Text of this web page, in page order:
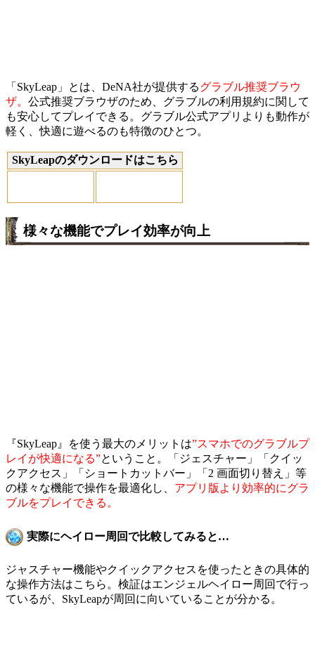
「SkyLeap」とは、DeNA社が提供するグラブル推奨ブラウ
ザ。 公式推奨ブラウザのため、グラブルの利用規約に関して
も安心してプレイできる。グラブル公式アプリよりも動作が
軽く、快適に遊べるのも特徴のひとつ。
SkyLeapのダウンロードはこちら
様々な機能でプレイ効率が向上
『SkyLeap』を使う最大のメリットは”スマホでのグラブルプ
レイが快適になる”ということ。「ジェスチャー」「クイッ
クアクセス」「ショートカットバー」「2 画面切り替え」等
の様々な機能で操作を最適化し、 アプリ版より効率的にグラ
ブルをプレイできる。
実際にヘイロー周回で比較してみると…
ジャスチャー機能やクイックアクセスを使ったときの具体的
な操作方法はこちら。検証はエンジェルヘイロー周回で行っ
ているが、SkyLeapが周回に向いていることが分かる。